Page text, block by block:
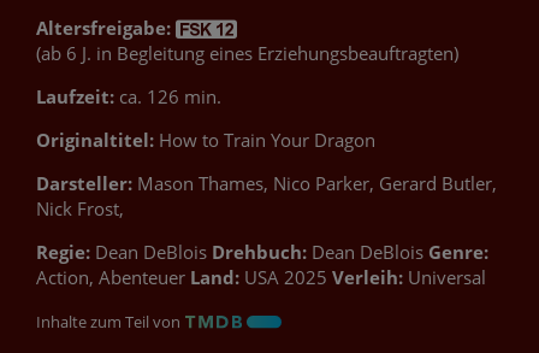
Altersfreigabe:
(ab 6 J. in Begleitung eines Erziehungsbeauftragten)
Laufzeit: ca. 126 min.
Originaltitel: How to Train Your Dragon
Darsteller: Mason Thames, Nico Parker, Gerard Butler,
Nick Frost,
Regie: Dean DeBlois Drehbuch: Dean DeBlois Genre:
Action, Abenteuer Land: USA 2025 Verleih: Universal
Inhalte zum Teil von